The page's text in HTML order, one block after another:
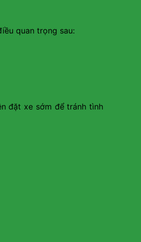
quan trọng sau:
đặt xe sớm để tránh tình